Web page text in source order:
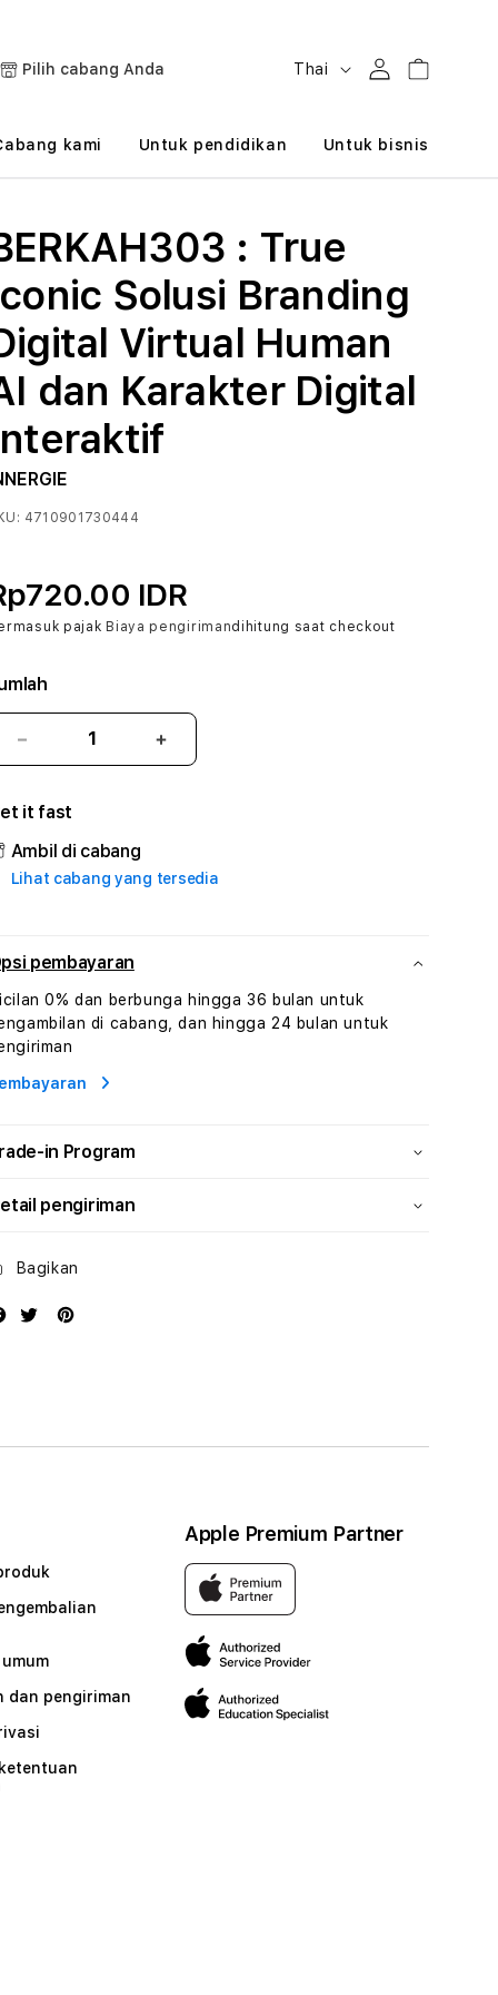
Pilih cabang Anda
B
h
a
Thai MasukKeranjang
kami Untuk pendidikan Untuk bisnis
: True
Solusi Branding
Virtual Human
dan Karakter Digital
4710901730444
IDR
pajak Biaya pengirimandihitung saat checkout
Kurangi
jumlah
BERKAH303
:
True
Iconic
Digital
Human
AI
dan
Karakter
Digital
Tambah
jumlah
True
Iconic
Human
AI
it fast
Ambil di cabang
Lihat cabang yang tersedia
pembayaran
0% dan berbunga hingga 36 bulan untuk
di cabang, dan hingga 24 bulan untuk
in Program
pengiriman
Bagikan
dan pengiriman
Apple Premium Partner